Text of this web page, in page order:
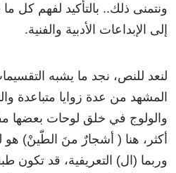
ونتمنى ذلك.. بالتأكيد لفهم كل ما
إلى الإبداعات الأدبية والفنية.
لنعد للنص، نجد ما يشبه
المشهد من عدة زوايا متباعدة
والولوج في خلق لوحات بعضها
أكثر، هنا ( أشجارٌ منَ الطّينْ) هو
وربما (ال) التعريفية، قد تكون